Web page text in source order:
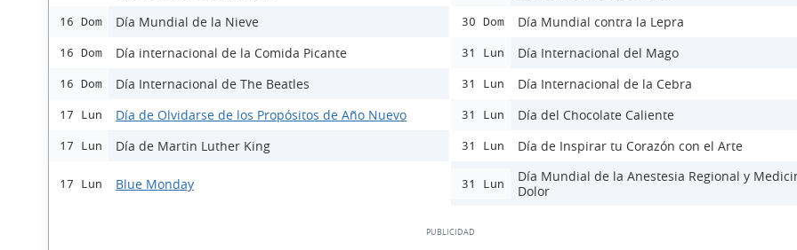
16 Dom Día Mundial de la Nieve
16 Dom Día internacional de la Comida Picante
16 Dom Día Internacional de The Beatles
17 Lun Día de Olvidarse de los Propósitos de Año Nuevo
17 Lun Día de Martin Luther King
17 Lun Blue Monday
30 Dom Día Mundial contra la Lepra
31 Lun Día Internacional del Mago
31 Lun Día Internacional de la Cebra
31 Lun Día del Chocolate Caliente
31 Lun Día de Inspirar tu Corazón con el Arte
31 Lun
Día Mundial de la Anestesia Regional y
Dolor